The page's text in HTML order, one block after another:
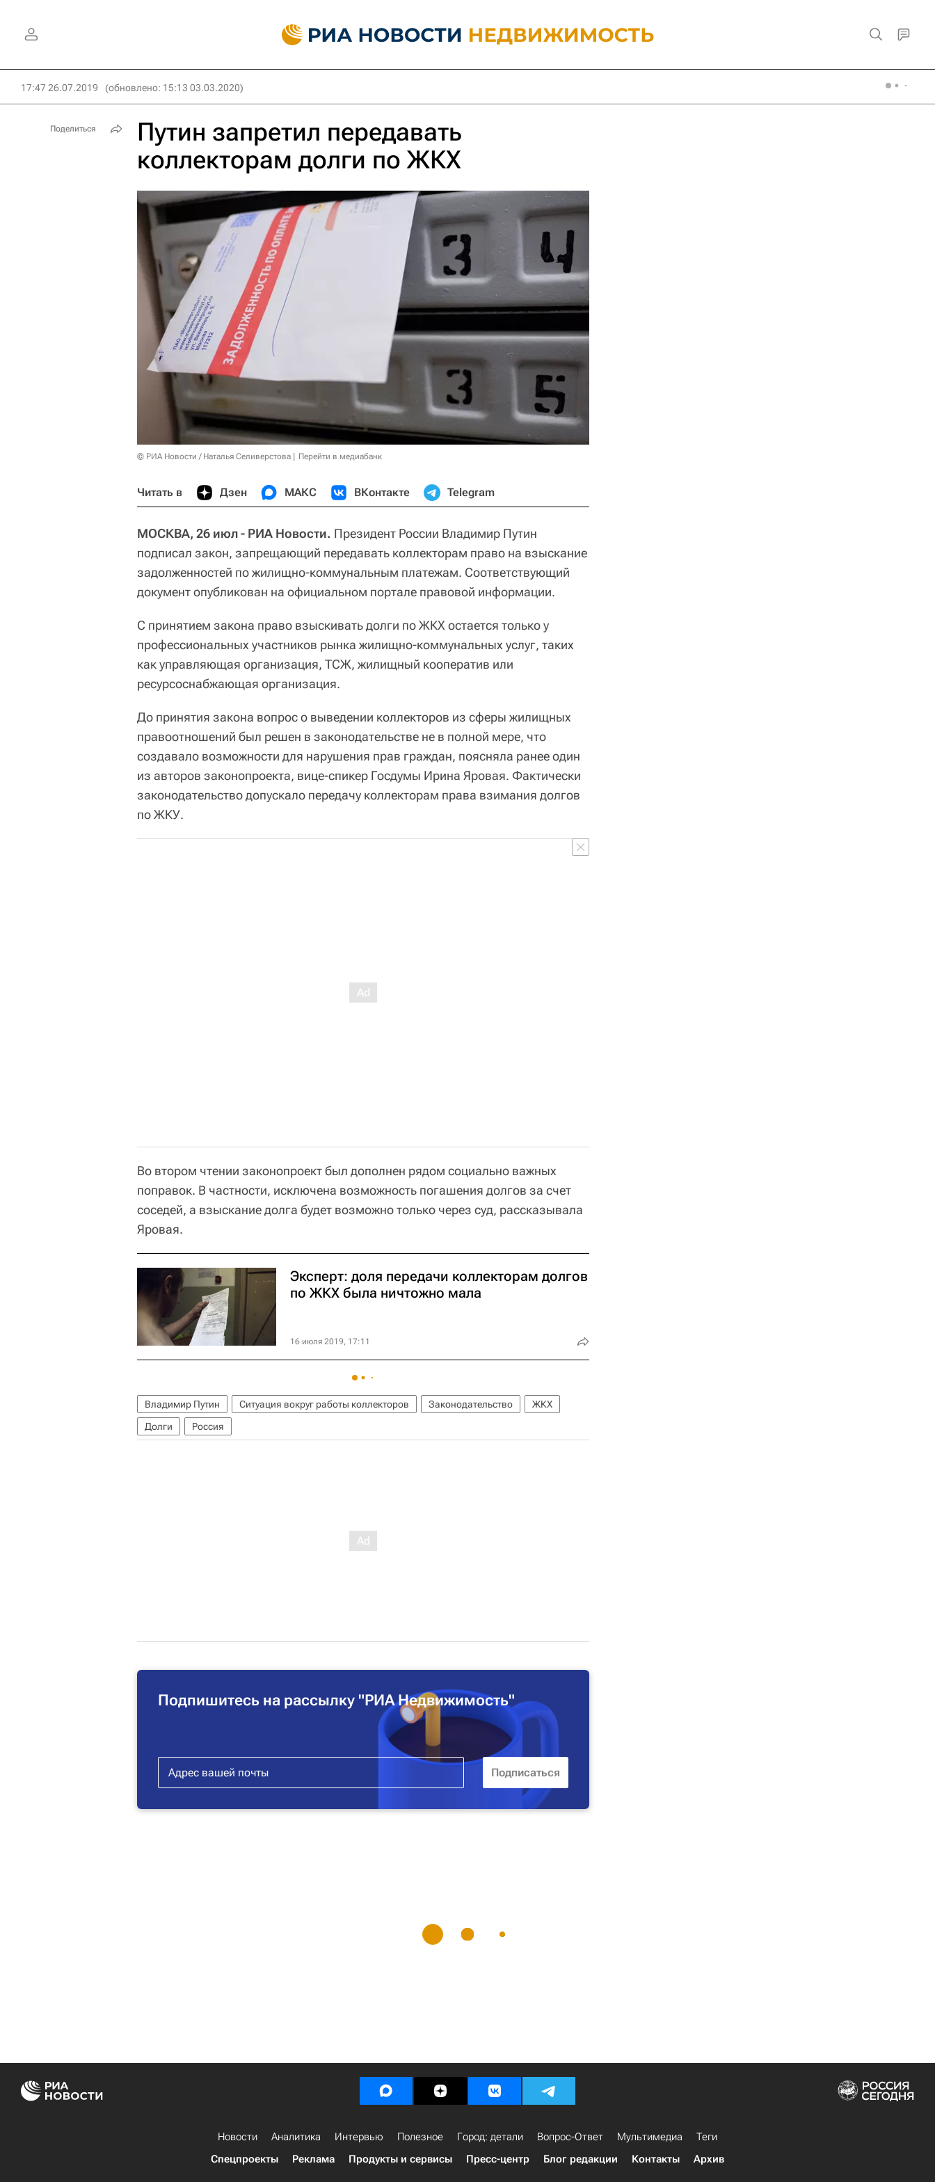
17:47 26.07.2019 (обновлено: 15:13 03.03.2020)
Путин запретил передавать
коллекторам долги по ЖКХ
© РИА Новости / Наталья Селиверстова Перейти в медиабанк
Читать в Дзен МАКС ВКонтакте Telegram
МОСКВА, 26 июл - РИА Новости. Президент России Владимир Путин
подписал закон, запрещающий передавать коллекторам право на взыскание
задолженностей по жилищно-коммунальным платежам. Соответствующий
документ опубликован на официальном портале правовой информации.
С принятием закона право взыскивать долги по ЖКХ остается только у
профессиональных участников рынка жилищно-коммунальных услуг, таких
как управляющая организация, ТСЖ, жилищный кооператив или
ресурсоснабжающая организация.
До принятия закона вопрос о выведении коллекторов из сферы жилищных
правоотношений был решен в законодательстве не в полной мере, что
создавало возможности для нарушения прав граждан, поясняла ранее один
из авторов законопроекта, вице-спикер Госдумы Ирина Яровая. Фактически
законодательство допускало передачу коллекторам права взимания долгов
по ЖКУ.
Во втором чтении законопроект был дополнен рядом социально важных
поправок. В частности, исключена возможность погашения долгов за счет
соседей, а взыскание долга будет возможно только через суд, рассказывала
Яровая.
Эксперт: доля передачи коллекторам долгов
по ЖКХ была ничтожно мала
16 июля 2019, 17:11
Владимир Путин Ситуация вокруг работы коллекторов Законодательство
ЖКХ
Долги
Россия
Подпишитесь на рассылку "РИА Недвижимость"
Поделиться
Новости Аналитика Интервью Полезное Город: детали Вопрос-Ответ Мультимедиа
Теги
Спецпроекты
Реклама Продукты и сервисы Пресс-центр Блог редакции Контакты Архив